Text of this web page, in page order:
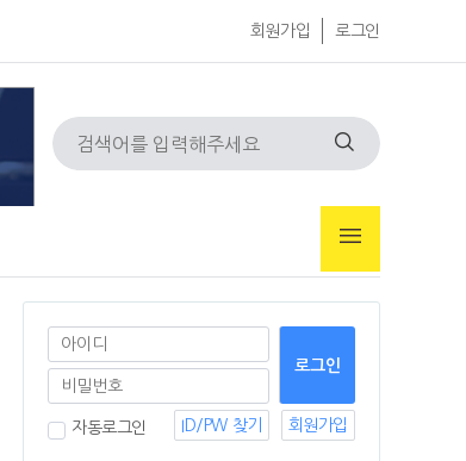
회원가입 로그인
자동로그인 ID/PW 찾기 회원가입